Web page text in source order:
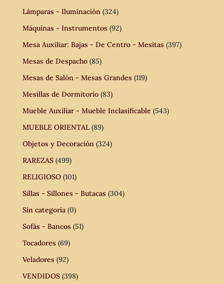
Lámparas - Iluminación (324)
Máquinas - Instrumentos (92)
Mesa Auxiliar: Bajas - De Centro - Mesitas (397)
Mesas de Despacho (85)
Mesas de Salón - Mesas Grandes (119)
Mesillas de Dormitorio (83)
Mueble Auxiliar - Mueble Inclasificable (543)
MUEBLE ORIENTAL (89)
Objetos y Decoración (324)
RAREZAS (499)
RELIGIOSO (101)
Sillas - Sillones - Butacas (304)
Sin categoría (0)
Sofás - Bancos (51)
Tocadores (69)
Veladores (92)
VENDIDOS (398)